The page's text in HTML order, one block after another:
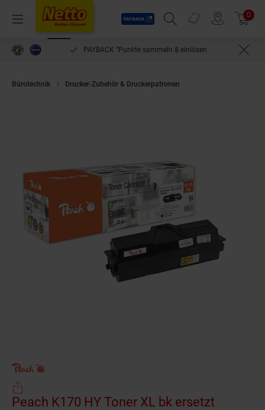
Menü
Payback
Suchfeld einblenden
Prospekte 0
PAYBACK °Punkte sammeln & einlösen
Bürotechnik Drucker-Zubehör & Druckerpatronen
Peach K170 HY Toner XL bk ersetzt